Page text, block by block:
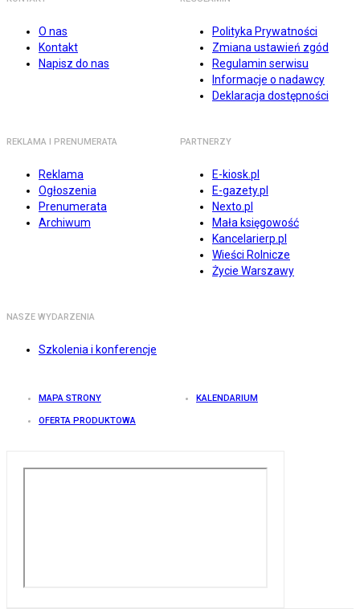
O nas
Kontakt
Napisz do nas
Polityka Prywatności
Zmiana ustawień zgód
Regulamin serwisu
Informacje o nadawcy
Deklaracja dostępności
REKLAMA I PRENUMERATA
Reklama
Ogłoszenia
Prenumerata
Archiwum
PARTNERZY
E-kiosk.pl
E-gazety.pl
Nexto.pl
Mała księgowość
Kancelarierp.pl
Wieści Rolnicze
Życie Warszawy
NASZE WYDARZENIA
Szkolenia i konferencje
MAPA STRONY KALENDARIUM
OFERTA PRODUKTOWA